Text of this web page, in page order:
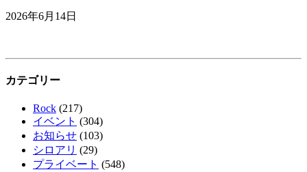
2026年6月14日
カテゴリー
Rock (217)
イベント (304)
お知らせ (103)
シロアリ (29)
プライベート (548)